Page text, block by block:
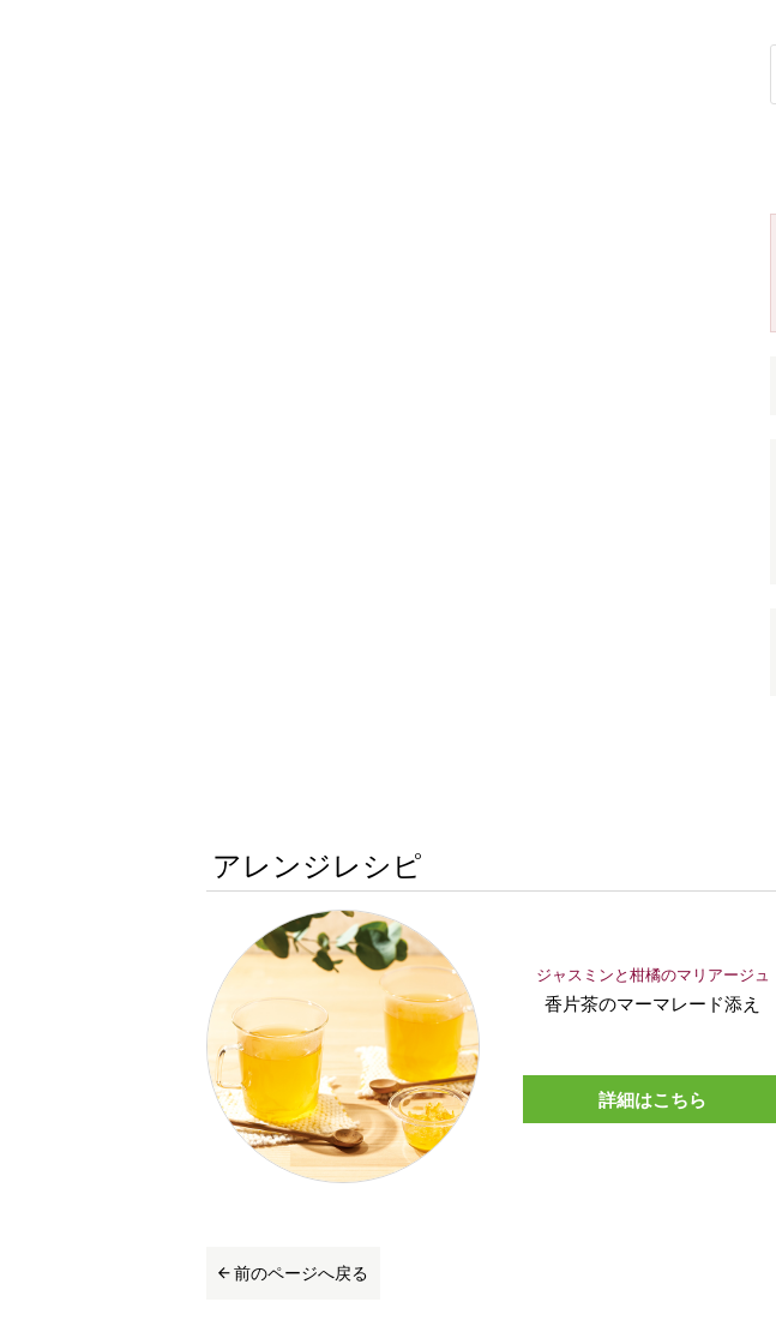
アレンジレシピ
ジャスミンと柑橘のマリアージュ
香片茶のマーマレード添え
詳細はこちら
前のページへ戻る